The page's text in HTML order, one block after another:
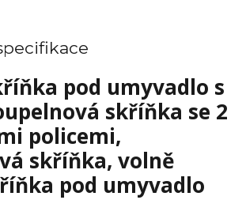
pod umyvadlo s
skříňka se 2
policemi,
skříňka, volně
pod umyvadlo